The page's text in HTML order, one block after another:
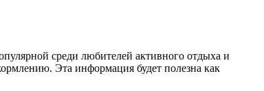
среди любителей активного отдыха и
Эта информация будет полезна как